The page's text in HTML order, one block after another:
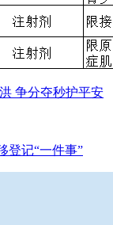
争分夺秒护平安
登记“一件事”